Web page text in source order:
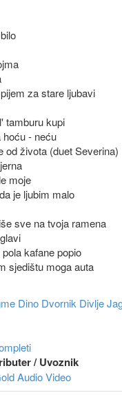
za stare ljubavi
tamburu kupi
- neću
od života (duet Severina)
moje
je ljubim malo
sve na tvoja ramena
kafane popio
sjedištu moga auta
Dino Dvornik Divlje
/ Uvoznik
Audio Video